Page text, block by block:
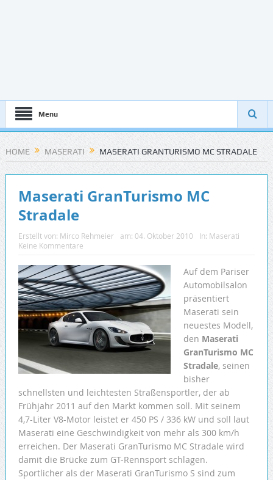
Menu
HOME MASERATI MASERATI GRANTURISMO MC STRADALE
Maserati GranTurismo MC
Stradale
Erstellt von: Mirco Rehmeier am: 04. Oktober 2010 In: Maserati
Keine Kommentare
Auf dem Pariser
Automobilsalon
präsentiert
Maserati sein
neuestes Modell,
den Maserati
GranTurismo MC
Stradale, seinen
bisher
schnellsten und leichtesten Straßensportler, der ab
Frühjahr 2011 auf den Markt kommen soll. Mit seinem
4,7-Liter V8-Motor leistet er 450 PS / 336 kW und soll laut
Maserati eine Geschwindigkeit von mehr als 300 km/h
erreichen. Der Maserati GranTurismo MC Stradale wird
damit die Brücke zum GT-Rennsport schlagen.
Sportlicher als der Maserati GranTurismo S sind zum